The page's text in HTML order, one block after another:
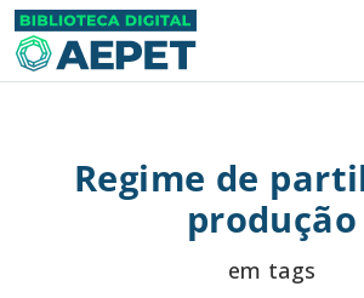
Regime de
produção
em tags